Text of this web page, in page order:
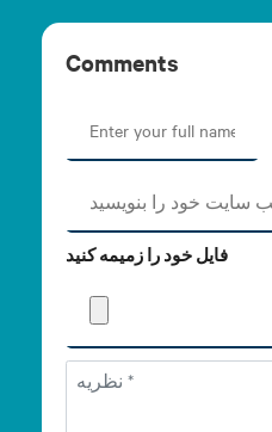
Comments
فایل خود را زمیمه کنید